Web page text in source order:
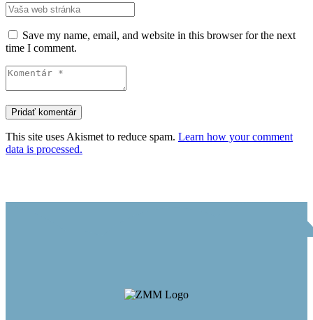
Save my name, email, and website in this browser for the next
time I comment.
This site uses Akismet to reduce spam. Learn how your comment
data is processed.